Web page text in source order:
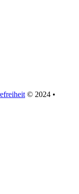
© 2024 •